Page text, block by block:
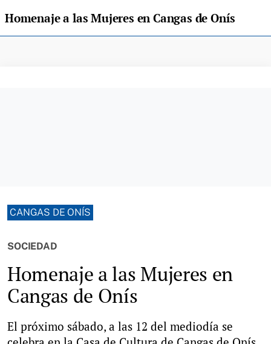
Homenaje a las Mujeres en Cangas de Onís
CANGAS DE ONÍS
SOCIEDAD
Homenaje a las Mujeres en
Cangas de Onís
El próximo sábado, a las 12 del mediodía se